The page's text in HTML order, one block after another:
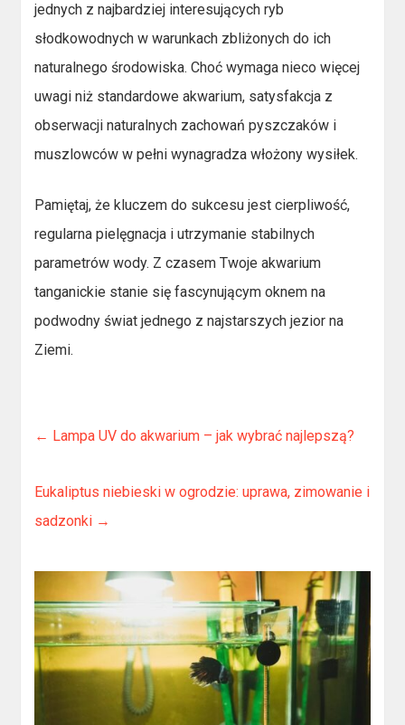
jednych z najbardziej interesujących ryb
słodkowodnych w warunkach zbliżonych do ich
naturalnego środowiska. Choć wymaga nieco więcej
uwagi niż standardowe akwarium, satysfakcja z
obserwacji naturalnych zachowań pyszczaków i
muszlowców w pełni wynagradza włożony wysiłek.
Pamiętaj, że kluczem do sukcesu jest cierpliwość,
regularna pielęgnacja i utrzymanie stabilnych
parametrów wody. Z czasem Twoje akwarium
tanganickie stanie się fascynującym oknem na
podwodny świat jednego z najstarszych jezior na
Ziemi.
← Lampa UV do akwarium – jak wybrać najlepszą?
Eukaliptus niebieski w ogrodzie: uprawa, zimowanie i
sadzonki →